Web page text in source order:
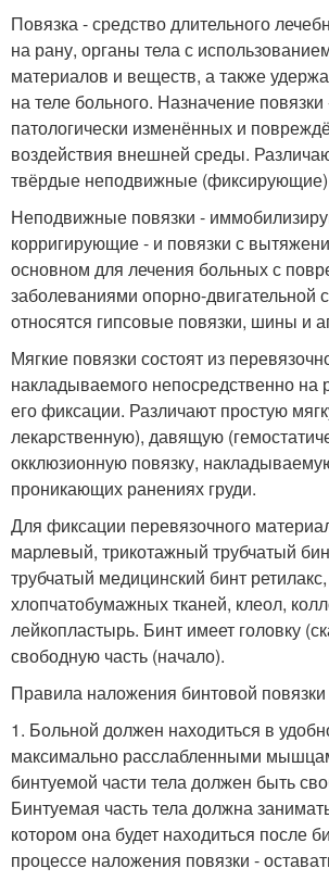
Повязка - средство длительного
на рану, органы тела с
материалов и веществ, а также
на теле больного. Назначение
патологически изменённых и
воздействия внешней среды.
твёрдые неподвижные (фиксирующие)
Неподвижные повязки -
корригирующие - и повязки с
основном для лечения больных с
заболеваниями опорно-
относятся гипсовые повязки, шины и
Мягкие повязки состоят из
накладываемого непосредственно на
его фиксации. Различают простую
лекарственную), давящую
окклюзионную повязку,
проникающих ранениях груди.
Для фиксации перевязочного
марлевый, трикотажный трубчатый
трубчатый медицинский бинт
хлопчатобумажных тканей, клеол,
лейкопластырь. Бинт имеет головку
свободную часть (начало).
Правила наложения бинтовой
1. Больной должен находиться в
максимально расслабленными
бинтуемой части тела должен быть
Бинтуемая часть тела должна
котором она будет находиться после
процессе наложения повязки -